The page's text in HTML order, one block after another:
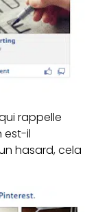
rappelle
est-il
hasard, cela